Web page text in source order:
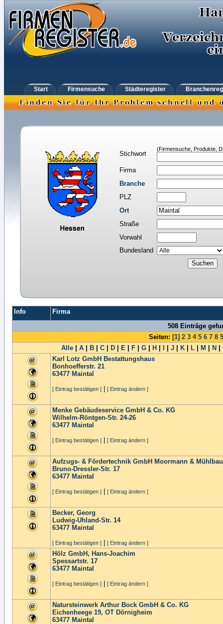
Start Firmensuche Städteregister
Stichwort
(Firmensuche, Produkte,
Firma
Branche
PLZ
Ort
Straße
Vorwahl
Bundesland
Info
Firma
508 Einträge
Seiten: [1] 2 3 4 5 6 7 8 9
Alle
A B C D E F G H J K L M N
Karl Lotz GmbH Bestattungshaus
Bonhoefferstr. 21
63477 Maintal
[ Eintrag bestätigen ] [ Eintrag ändern ]
Menke Gebäudeservice GmbH & Co. KG
Wilhelm-Röntgen-Str. 24-26
63477 Maintal
[ Eintrag bestätigen ] [ Eintrag ändern ]
Aufzugs- & Fördertechnik GmbH Moormann &
Bruno-Dressler-Str. 17
63477 Maintal
[ Eintrag bestätigen ] [ Eintrag ändern ]
Becker, Georg
Ludwig-Uhland-Str. 14
63477 Maintal
[ Eintrag bestätigen ] [ Eintrag ändern ]
Hölz GmbH, Hans-Joachim
Spessartstr. 17
63477 Maintal
[ Eintrag bestätigen ] [ Eintrag ändern ]
Natursteinwerk Arthur Bock GmbH & Co. KG
Eichenheege 19, OT Dörnigheim
63477 Maintal